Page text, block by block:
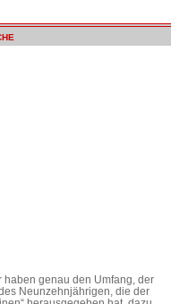
haben genau den Umfang, der
Neunzehnjährigen, die der